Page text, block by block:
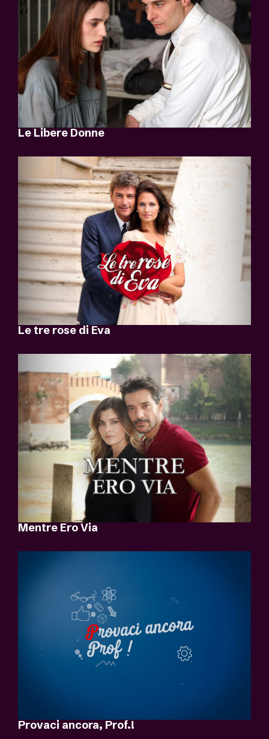
Le Libere Donne
Le tre rose di Eva
Mentre Ero Via
Provaci ancora, Prof.!